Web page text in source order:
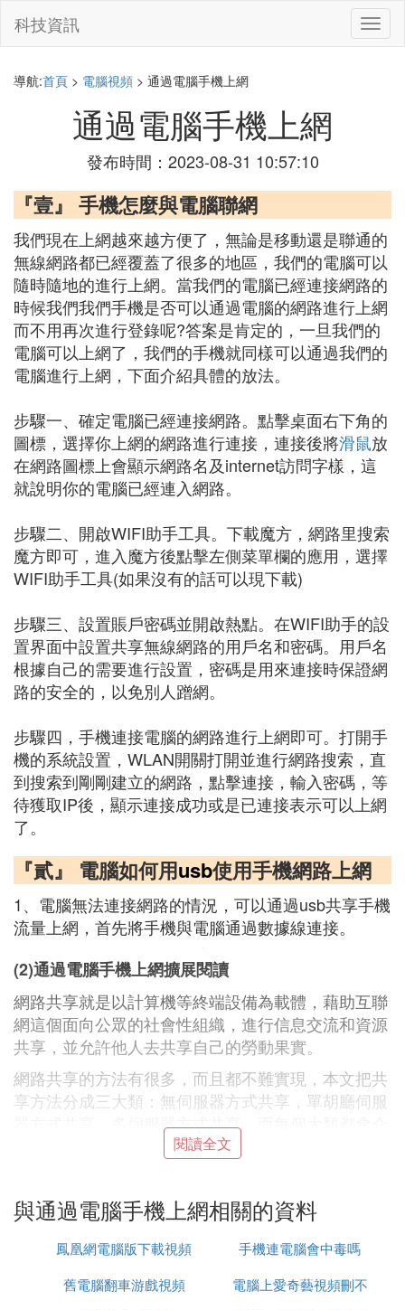
切
換
科技資訊
導航:首頁 > 電腦視頻 > 通過電腦手機上網
通過電腦手機上網
發布時間：2023-08-31 10:57:10
『壹』 手機怎麼與電腦聯網
我們現在上網越來越方便了，無論是移動還是聯通的
無線網路都已經覆蓋了很多的地區，我們的電腦可以
隨時隨地的進行上網。當我們的電腦已經連接網路的
時候我們我們手機是否可以通過電腦的網路進行上網
而不用再次進行登錄呢?答案是肯定的，一旦我們的
電腦可以上網了，我們的手機就同樣可以通過我們的
電腦進行上網，下面介紹具體的放法。
步驟一、確定電腦已經連接網路。點擊桌面右下角的
圖標，選擇你上網的網路進行連接，連接後將滑鼠放
在網路圖標上會顯示網路名及internet訪問字樣，這
就說明你的電腦已經連入網路。
步驟二、開啟WIFI助手工具。下載魔方，網路里搜索
魔方即可，進入魔方後點擊左側菜單欄的應用，選擇
WIFI助手工具(如果沒有的話可以現下載)
步驟三、設置賬戶密碼並開啟熱點。在WIFI助手的設
置界面中設置共享無線網路的用戶名和密碼。用戶名
根據自己的需要進行設置，密碼是用來連接時保證網
路的安全的，以免別人蹭網。
步驟四，手機連接電腦的網路進行上網即可。打開手
機的系統設置，WLAN開關打開並進行網路搜索，直
到搜索到剛剛建立的網路，點擊連接，輸入密碼，等
待獲取IP後，顯示連接成功或是已連接表示可以上網
了。
『貳』 電腦如何用usb使用手機網路上網
1、電腦無法連接網路的情況，可以通過usb共享手機
流量上網，首先將手機與電腦通過數據線連接。
(2)通過電腦手機上網擴展閱讀
網路共享就是以計算機等終端設備為載體，藉助互聯
網這個面向公眾的社會性組織，進行信息交流和資源
共享，並允許他人去共享自己的勞動果實。
網路共享的方法有很多，而且都不難實現，本文把共
享方法分成三大類：無伺服器方式共享，單胡廳伺服
器方式共享，多伺服器方式共享。而每個大類都會介
紹幾種實現方法，務求帶來更多的選擇餘地。為了便
『叄』 電腦如何與手機共享網路連接
手機自己要能上網，無論是通過wifi還是移動網，有
閱讀全文
與通過電腦手機上網相關的資料
鳳凰網電腦版下載視頻
怎麼下載視頻怎麼下載
手機連電腦會中毒嗎
舊電腦翻車游戲視頻
電腦上愛奇藝視頻刪不